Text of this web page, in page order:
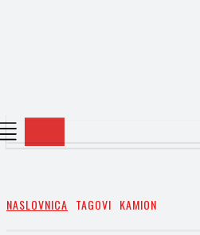
NASLOVNICA TAGOVI KAMION